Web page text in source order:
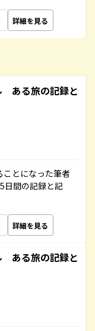
詳細を見る
ある旅の記録と
ことになった筆者
日間の記録と記
詳細を見る
ある旅の記録と